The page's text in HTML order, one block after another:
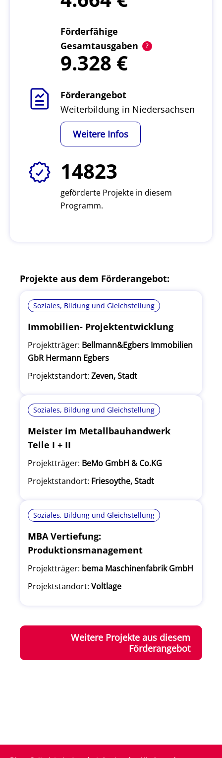
Förderfähige
Gesamtausgaben
9.328
Förderangebot
Weiterbildung in Niedersachsen
Weitere Infos
14823
geförderte Projekte in diesem
Programm.
Projekte aus dem Förderangebot:
Soziales, Bildung und Gleichstellung
Immobilien- Projektentwicklung
Projektträger: Bellmann&Egbers Immobilien
GbR Hermann Egbers
Projektstandort: Zeven, Stadt
Soziales, Bildung und Gleichstellung
Meister im Metallbauhandwerk
Teile I + II
Projektträger: BeMo GmbH & Co.KG
Projektstandort: Friesoythe, Stadt
Soziales, Bildung und Gleichstellung
MBA Vertiefung:
Produktionsmanagement
Projektträger: bema Maschinenfabrik GmbH
Projektstandort: Voltlage
Weitere Projekte aus diesem
Förderangebot